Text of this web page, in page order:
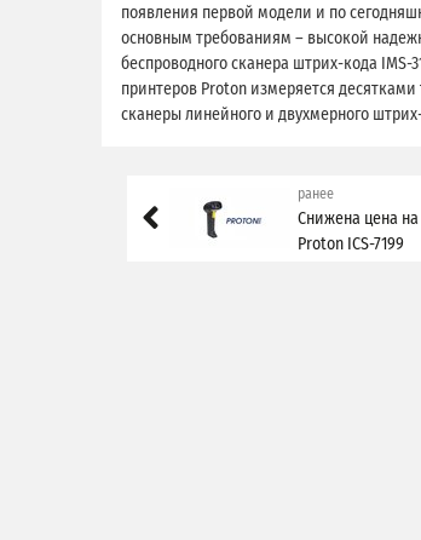
появления первой модели и по
основным требованиям – высокой
беспроводного сканера штрих-кода
принтеров Proton измеряется
сканеры линейного и двухмерного
ранее
Снижена цена на
Proton ICS-7199